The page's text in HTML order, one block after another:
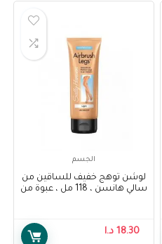
الجسم
لوشن توهج خفيف للساقين من
سالي هانسن ، 118 مل ، عبوة من
18.30 د.ا